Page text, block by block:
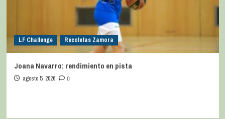
LF Challenge Recoletas Zamora
Joana Navarro: rendimiento en pista
agosto 5, 2026 0